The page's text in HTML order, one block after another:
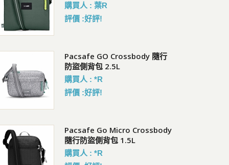
Pacsafe V 防盜城市斜肩包
會員價 : 3238
Pacsafe GO Saddle
Crossbody 隨行防盜可擴充斜
背包 4.5L
會員價 : 2534
購買人 : 葉R
評價 :好評!
Pacsafe GO Crossbody 隨行
防盜側背包 2.5L
購買人 : *R
評價 :好評!
Pacsafe Go Micro Crossbody
隨行防盜側背包 1.5L
購買人 : *R